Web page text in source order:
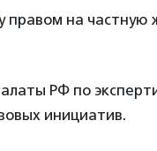
правом на частную
РФ по
инициатив.